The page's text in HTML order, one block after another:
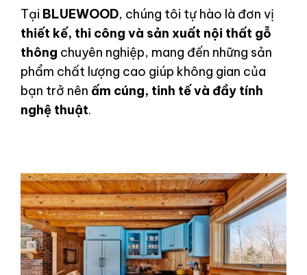
Tại BLUEWOOD, chúng tôi tự hào là đơn vị
thiết kế, thi công và sản xuất nội thất gỗ
thông chuyên nghiệp, mang đến những sản
phẩm chất lượng cao giúp không gian của
bạn trở nên ấm cúng, tinh tế và đầy tính
nghệ thuật.